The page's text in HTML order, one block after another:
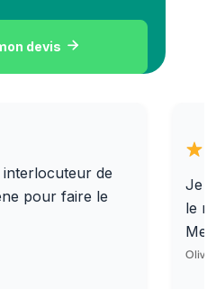
devis 
de
pour faire le
Je
le